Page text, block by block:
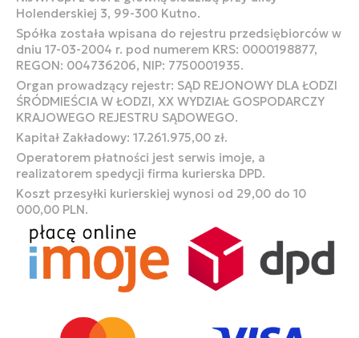
Holenderskiej 3, 99-300 Kutno.
Spółka została wpisana do rejestru przedsiębiorców w
dniu 17-03-2004 r. pod numerem KRS: 0000198877,
REGON: 004736206, NIP: 7750001935.
Organ prowadzący rejestr: SĄD REJONOWY DLA ŁODZI
ŚRÓDMIEŚCIA W ŁODZI, XX WYDZIAŁ GOSPODARCZY
KRAJOWEGO REJESTRU SĄDOWEGO.
Kapitał Zakładowy: 17.261.975,00 zł.
Operatorem płatności jest serwis imoje, a
realizatorem spedycji firma kurierska DPD.
Koszt przesyłki kurierskiej wynosi od 29,00 do 10
000,00 PLN.